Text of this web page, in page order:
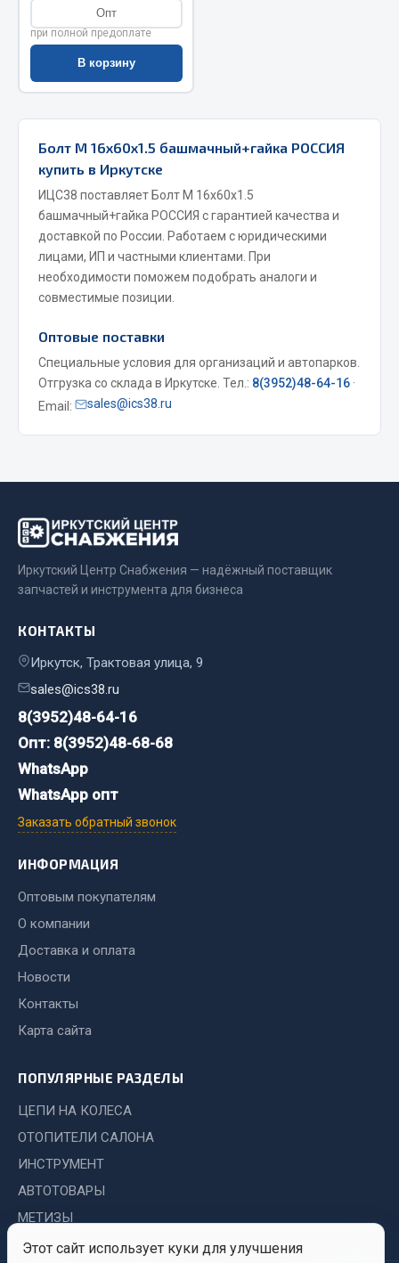
Коробка передач ZF
Показать ещё
Весь раздел
Запчасти МАЗ
Система питания
Подвеска
Тормозная система
Двери
Окно ветровое
Двигатель
Электрооборудование
Показать ещё
Весь раздел
Мост задний
Система питания
Система выпуска газа
Система охлаждения
Весь раздел
Запчасти ЯМЗ
Двигатель
Система выпуска газа
Система охлаждения
Весь раздел
Тормозная система
Двигатель
Подвеска
Система питания
Система охлаждения
Опт
при полной предоплате
В корзину
Болт М 16х60х1.5 башмачный+гайка РОССИЯ
купить в Иркутске
ИЦС38 поставляет Болт М 16х60х1.5
башмачный+гайка РОССИЯ с гарантией качества и
доставкой по России. Работаем с юридическими
лицами, ИП и частными клиентами. При
необходимости поможем подобрать аналоги и
совместимые позиции.
Оптовые поставки
Специальные условия для организаций и автопарков.
Отгрузка со склада в Иркутске. Тел.: 8(3952)48-64-16 ·
Email:
sales@ics38.ru
Этот сайт использует куки для улучшения
Иркутский Центр Снабжения — надёжный поставщик
запчастей и инструмента для бизнеса
КОНТАКТЫ
Иркутск, Трактовая улица, 9
sales@ics38.ru
8(3952)48-64-16
Опт: 8(3952)48-68-68
WhatsApp
WhatsApp опт
Заказать обратный звонок
ИНФОРМАЦИЯ
Оптовым покупателям
О компании
Доставка и оплата
Новости
Контакты
Карта сайта
ПОПУЛЯРНЫЕ РАЗДЕЛЫ
ЦЕПИ НА КОЛЕСА
ОТОПИТЕЛИ САЛОНА
ИНСТРУМЕНТ
АВТОТОВАРЫ
МЕТИЗЫ